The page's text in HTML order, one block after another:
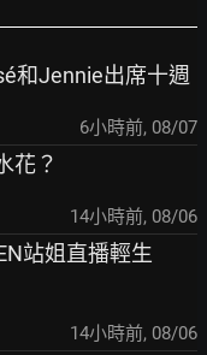
和Jennie出席十週
6小時前, 08/07
花？
14小時前, 08/06
站姐直播輕生
14小時前, 08/06